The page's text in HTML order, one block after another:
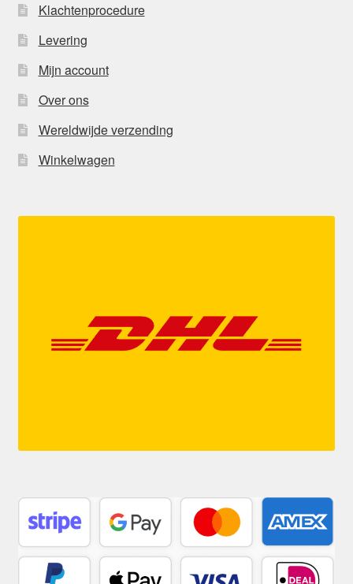
Klachtenprocedure
Levering
Mijn account
Over ons
Wereldwijde verzending
Winkelwagen